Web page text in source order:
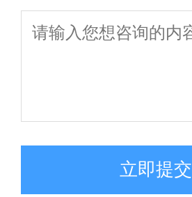
立即提交